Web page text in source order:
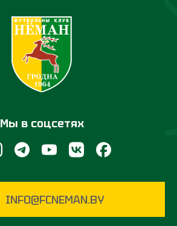
Мы в соцсетях
INFO@FCNEMAN.BY